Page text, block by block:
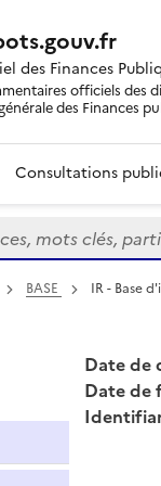
des Finances
officiels des
des Finances
Consultations
mots clés, partie
BASE IR - Base
Date de
Date de